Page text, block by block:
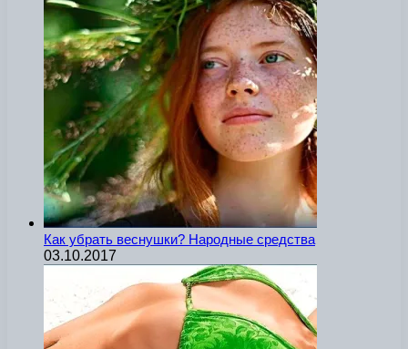
Как убрать веснушки? Народные средства
03.10.2017